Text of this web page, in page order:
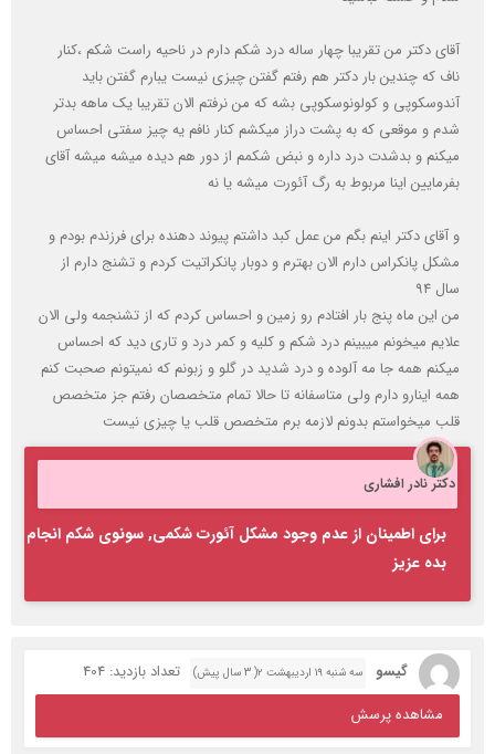
آقای دکتر من تقریبا چهار ساله درد شکم دارم در ناحیه راست شکم ،کنار
ناف که چندین بار دکتر هم رفتم گفتن چیزی نیست یبارم گفتن باید
آندوسکوپی و کولونوسکوپی بشه که من نرفتم الان تقریبا یک ماهه بدتر
شدم و موقعی که به پشت دراز میکشم کنار نافم یه چیز سفتی احساس
میکنم و بدشدت درد داره و نبض شکمم از دور هم دیده میشه میشه آقای
بفرمایین اینا مربوط به رگ آئورت میشه یا نه
و آقای دکتر اینم بگم من عمل کبد داشتم پیوند دهنده برای فرزندم بودم و
مشکل پانکراس دارم الان بهترم و دوبار پانکراتیت کردم و تشنج دارم از
سال ۹۴
من این ماه پنج بار افتادم رو زمین و احساس کردم که از تشنجمه ولی الان
علایم میخونم میبینم درد شکم و کلیه و کمر درد و تاری دید که احساس
میکنم همه جا مه آلوده و درد شدید در گلو و زبونم که نمیتونم صحبت کنم
همه اینارو دارم ولی متاسفانه تا حالا تمام متخصصان رفتم جز متخصص
قلب میخواستم بدونم لازمه برم متخصص قلب یا چیزی نیست
دکتر نادر افشاری
برای اطمینان از عدم وجود مشکل آئورت شکمی, سونوی شکم انجام
بده عزیز
گیسو سه شنبه ۱۹ اردیبهشت ۲( 3 سال پیش)
تعداد بازدید: 404
مشاهده پرسش